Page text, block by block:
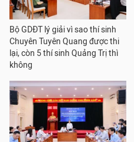
Bộ GDĐT lý giải vì sao thí sinh
Chuyên Tuyên Quang được thi
lại, còn 5 thí sinh Quảng Trị thì
không